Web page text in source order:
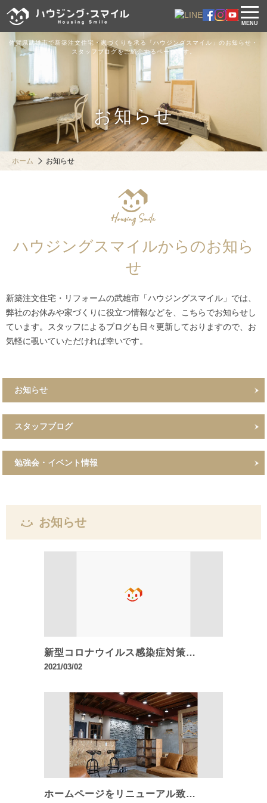
佐賀県武雄市で新築注文住宅・家づくりを承る「ハウジングスマイル」のお知らせ・
スタッフブログをご紹介するページです。
お知らせ
MENU
ホーム お知らせ
ハウジングスマイルからのお知ら
せ
新築注文住宅・リフォームの武雄市「ハウジングスマイル」では、
弊社のお休みや家づくりに役立つ情報などを、こちらでお知らせし
ています。スタッフによるブログも日々更新しておりますので、お
気軽に覗いていただければ幸いです。
お知らせ
スタッフブログ
勉強会・イベント情報
お知らせ
新型コロナウイルス感染症対策…
2021/03/02
ホームページをリニューアル致…